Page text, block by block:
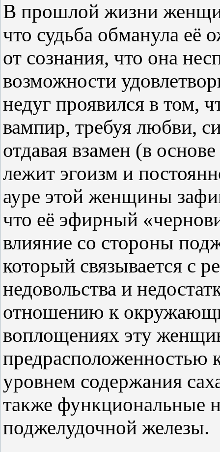
В прошлой жизни
что судьба обманула её
от сознания, что она
возможности
недуг проявился в том,
вампир, требуя любви,
отдавая взамен (в
лежит эгоизм и
ауре этой женщины
что её эфирный
влияние со стороны
который связывается с
недовольства и
отношению к
воплощениях эту
предрасположенностью
уровнем содержания
также функциональные
поджелудочной железы.